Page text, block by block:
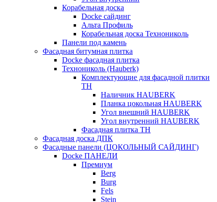
Корабельная доска
Docke сайдинг
Альта Профиль
Корабельная доска Технониколь
Панели под камень
Фасадная битумная плитка
Docke фасадная плитка
Технониколь (Hauberk)
Комплектующие для фасадной плитки
ТН
Наличник HAUBERK
Планка цокольная HAUBERK
Угол внешний HAUBERK
Угол внутренний HAUBERK
Фасадная плитка ТН
Фасадная доска ДПК
Фасадные панели (ЦОКОЛЬНЫЙ САЙДИНГ)
Docke ПАНЕЛИ
Премиум
Berg
Burg
Fels
Stein